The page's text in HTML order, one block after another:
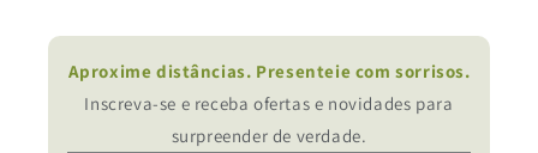
Aproxime distâncias. Presenteie com sorrisos.
Inscreva-se e receba ofertas e novidades para
surpreender de verdade.